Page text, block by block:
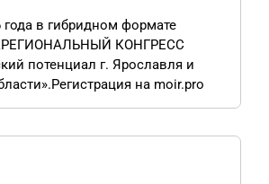
года в гибридном формате
КОНГРЕСС
потенциал г. Ярославля и
на moir.pro